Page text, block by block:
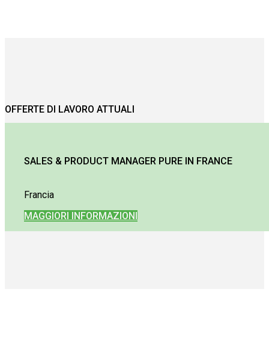
OFFERTE DI LAVORO ATTUALI
SALES & PRODUCT MANAGER PURE IN FRANCE
Francia
MAGGIORI INFORMAZIONI